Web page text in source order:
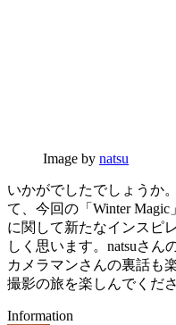
Image by natsu
いかがでしたでしょうか
て、今回の「Winter
に関して新たなインスピ
しく思います。natsuさん
カメラマンさんの裏話も
撮影の旅を楽しんでくださ
Information